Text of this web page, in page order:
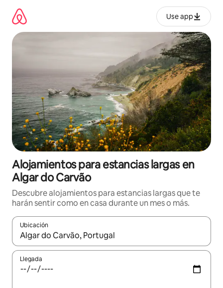
contenido
Use app
Alojamientos para estancias largas en
Algar do Carvão
Descubre alojamientos para estancias largas que te
harán sentir como en casa durante un mes o más.
Ubicación
Cuando los resultados estén disponibles, podrás navegar
Llegada